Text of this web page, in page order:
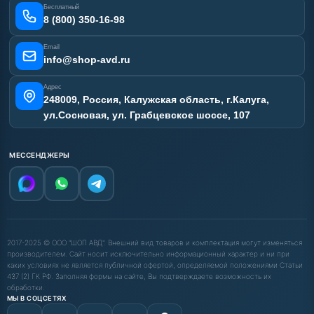
Карта сайта
Бесплатный
8 (800) 350-16-98
Email
info@shop-avd.ru
Адрес
248009, Россия, Калужская область, г.Калуга,
ул.Сосновая, ул. Грабцевское шоссе, 107
МЕССЕНДЖЕРЫ
2017-2025 © ООО "ШОП АВД". Внешний вид товаров и комплектация могут изменяться
производителем. Сайт носит исключительно информационный характер и ни при
каких условиях не является публичной офертой, определяемой положениями Статьи
437 (2) ГК РФ. Заполняя формы на сайте, Вы подтверждаете возможность их
обработки.
МЫ В СОЦСЕТЯХ